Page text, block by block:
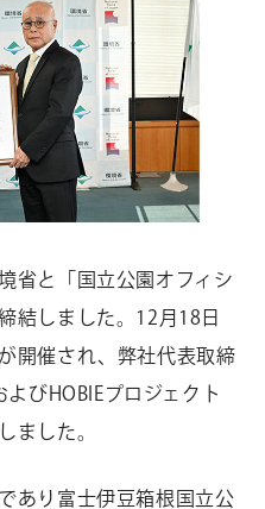
ューズのソリューション
省と「国立公園オフィシ
結しました。12月18日
開催され、弊社代表取締
びHOBIEプロジェクト
ました。
あり富士伊豆箱根国立公